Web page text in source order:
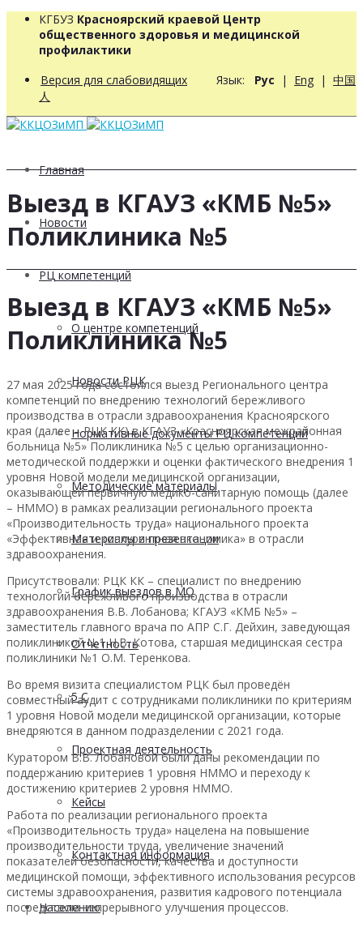
КГБУЗ Красноярский краевой Центр
общественного здоровья и медицинской
профилактики
Версия для слабовидящих Язык: Рус | Eng | 中国
人
Главная
Новости
РЦ компетенций
О центре компетенций
Новости РЦК
Нормативные документы РЦ компетенций
Методические материалы
Материалы и презентации
График выездов в МО
Отчетность
5 С
Проектная деятельность
Кейсы
Контактная информация
Населению
Выезд в КГАУЗ «КМБ №5»
Поликлиника №5
Выезд в КГАУЗ «КМБ №5»
Поликлиника №5
27 мая 2025 года состоялся выезд Регионального центра
компетенций по внедрению технологий бережливого
производства в отрасли здравоохранения Красноярского
края (далее – РЦК КК) в КГАУЗ «Красноярская межрайонная
больница №5» Поликлиника №5 с целью организационно-
методической поддержки и оценки фактического внедрения 1
уровня Новой модели медицинской организации,
оказывающей первичную медико-санитарную помощь (далее
– НММО) в рамках реализации регионального проекта
«Производительность труда» национального проекта
«Эффективная и конкурентная экономика» в отрасли
здравоохранения.
Присутствовали: РЦК КК – специалист по внедрению
технологий бережливого производства в отрасли
здравоохранения В.В. Лобанова; КГАУЗ «КМБ №5» –
заместитель главного врача по АПР С.Г. Дейхин, заведующая
поликлиникой №1 Н.В. Котова, старшая медицинская сестра
поликлиники №1 О.М. Теренкова.
Во время визита специалистом РЦК был проведён
совместный аудит с сотрудниками поликлиники по критериям
1 уровня Новой модели медицинской организации, которые
внедряются в данном подразделении с 2021 года.
Куратором В.В. Лобановой были даны рекомендации по
поддержанию критериев 1 уровня НММО и переходу к
достижению критериев 2 уровня НММО.
Работа по реализации регионального проекта
«Производительность труда» нацелена на повышение
производительности труда, увеличение значений
показателей безопасности, качества и доступности
медицинской помощи, эффективного использования ресурсов
системы здравоохранения, развития кадрового потенциала
посредством непрерывного улучшения процессов.